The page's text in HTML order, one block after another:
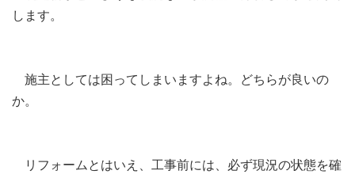
します。
施主としては困ってしまいますよね。どちらが良いの
か。
リフォームとはいえ、工事前には、必ず現況の状態を確